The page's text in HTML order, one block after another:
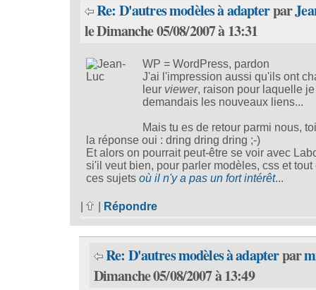
Re: D'autres modèles à adapterpar
le Dimanche 05/08/2007 à 13:31
WP = WordPress, pardon
J'ai l'impression aussi qu'ils ont
leur viewer, raison pour laquelle je
demandais les nouveaux liens...
Mais tu es de retour parmi nous,
la réponse oui : dring dring dring ;-)
Et alors on pourrait peut-être se voir avec
si'il veut bien, pour parler modèles, css et tout
ces sujets où il n'y a pas un fort intérêt...
Répondre
Re: D'autres modèles à adapterpar
Dimanche 05/08/2007 à 13:49